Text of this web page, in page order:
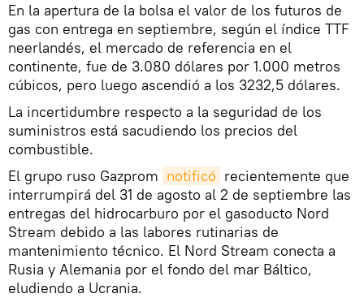
En la apertura de la bolsa el valor de los futuros de
gas con entrega en septiembre, según el índice TTF
neerlandés, el mercado de referencia en el
continente, fue de 3.080 dólares por 1.000 metros
cúbicos, pero luego ascendió a los 3232,5 dólares.
La incertidumbre respecto a la seguridad de los
suministros está sacudiendo los precios del
combustible.
El grupo ruso Gazprom notificó recientemente que
interrumpirá del 31 de agosto al 2 de septiembre las
entregas del hidrocarburo por el gasoducto Nord
Stream debido a las labores rutinarias de
mantenimiento técnico. El Nord Stream conecta a
Rusia y Alemania por el fondo del mar Báltico,
eludiendo a Ucrania.